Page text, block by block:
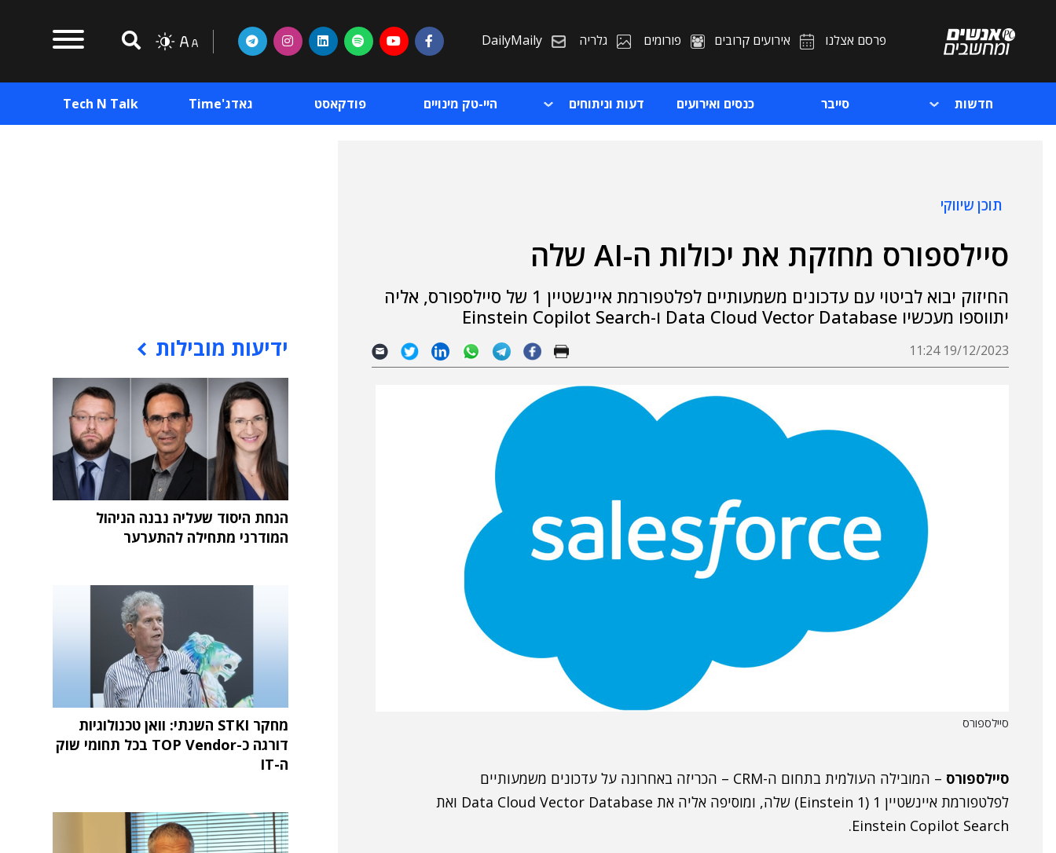
פרסם אצלנו אירועים קרובים פורומים גלריה DailyMaily
חדשות סייבר כנסים ואירועים דעות וניתוחים היי-טק מינויים פודקאסט גאדג'Time Tech N Talk
תוכן שיווקי
סיילספורס מחזקת את יכולות ה-AI שלה
החיזוק יבוא לביטוי עם עדכונים משמעותיים לפלטפורמת איינשטיין 1 של סיילספורס, אליה
יתווספו מעכשיו Data Cloud Vector Database ו-Einstein Copilot Search
19/12/2023 11:24
סיילספורס
סיילספורס
– המובילה העולמית בתחום ה-CRM – הכריזה באחרונה על עדכונים משמעותיים
לפלטפורמת איינשטיין 1 (Einstein 1) שלה, ומוסיפה אליה את Data Cloud Vector Database ואת
Einstein Copilot Search.
ידיעות מובילות
הנחת היסוד שעליה נבנה הניהול
המודרני מתחילה להתערער
מחקר STKI השנתי: וואן טכנולוגיות
דורגה כ-TOP Vendor בכל תחומי שוק
ה-IT